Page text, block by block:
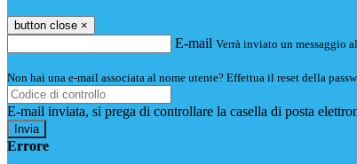
button close ×
E-mail Verrà inviato un messaggio
Non hai una e-mail associata al nome utente? Effettua il reset della
E-mail inviata, si prega di controllare la casella di posta
Errore